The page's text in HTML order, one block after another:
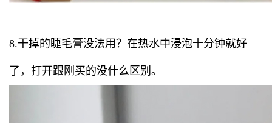
8.干掉的睫毛膏没法用？在热水中浸泡十分钟就好
了，打开跟刚买的没什么区别。